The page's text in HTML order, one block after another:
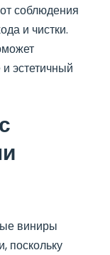
соблюдения
и чистки.
эстетичный
виниры
поскольку